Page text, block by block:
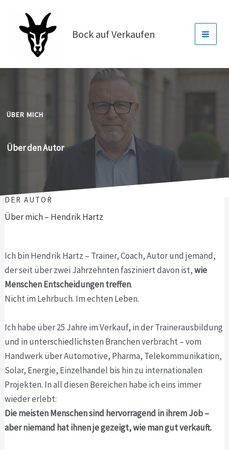
springen
springen
Bock auf Verkaufen
ÜBER MICH
Über den Autor
DER AUTOR
Über mich – Hendrik Hartz
Ich bin Hendrik Hartz – Trainer, Coach, Autor und jemand,
der seit über zwei Jahrzehnten fasziniert davon ist,wie
Menschen Entscheidungen treffen.
Nicht im Lehrbuch. Im echten Leben.
Ich habe über 25 Jahre im Verkauf, in der Trainerausbildung
und in unterschiedlichsten Branchen verbracht – vom
Handwerk über Automotive, Pharma, Telekommunikation,
Solar, Energie, Einzelhandel bis hin zu internationalen
Projekten. In all diesen Bereichen habe ich eins immer
wieder erlebt:
Die meisten Menschen sind hervorragend in ihrem Job –
aber niemand hat ihnen je gezeigt, wie man gut verkauft.